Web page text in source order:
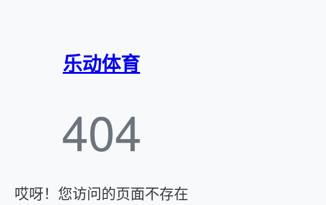
乐动体育
404
哎呀！您访问的页面不存在